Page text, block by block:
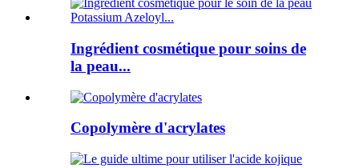
Ingrédient cosmétique pour soins de
la peau...
Copolymère d'acrylates